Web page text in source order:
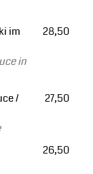
im
in
28,50
/
27,50
26,50